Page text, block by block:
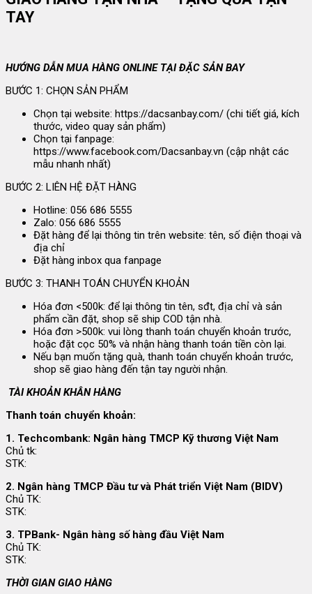
TAY
HƯỚNG DẪN MUA HÀNG ONLINE TẠI ĐẶC SẢN BAY
BƯỚC 1: CHỌN SẢN PHẨM
Chọn tại website: https://dacsanbay.com/ (chi tiết giá, kích
thước, video quay sản phẩm)
Chọn tại fanpage:
https://www.facebook.com/Dacsanbay.vn (cập nhật các
mẫu nhanh nhất)
BƯỚC 2: LIÊN HỆ ĐẶT HÀNG
Hotline: 056 686 5555
Zalo: 056 686 5555
Đặt hàng để lại thông tin trên website: tên, số điện thoại và
địa chỉ
Đặt hàng inbox qua fanpage
BƯỚC 3: THANH TOÁN CHUYỂN KHOẢN
Hóa đơn <500k: để lại thông tin tên, sđt, địa chỉ và sản
phẩm cần đặt, shop sẽ ship COD tận nhà.
Hóa đơn >500k: vui lòng thanh toán chuyển khoản trước,
hoặc đặt cọc 50% và nhận hàng thanh toán tiền còn lại.
Nếu bạn muốn tặng quà, thanh toán chuyển khoản trước,
shop sẽ giao hàng đến tận tay người nhận.
TÀI KHOẢN KHÂN HÀNG
Thanh toán chuyển khoản:
1. Techcombank: Ngân hàng TMCP Kỹ thương Việt Nam
Chủ tk:
STK:
2. Ngân hàng TMCP Đầu tư và Phát triển Việt Nam (BIDV)
Chủ TK:
STK:
3. TPBank- Ngân hàng số hàng đầu Việt Nam
Chủ TK:
STK:
THỜI GIAN GIAO HÀNG